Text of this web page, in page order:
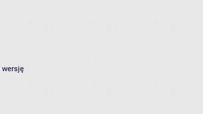
wersję